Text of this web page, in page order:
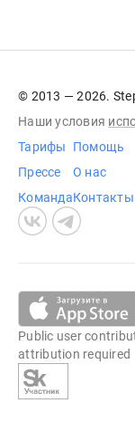
© 2013 — 2026.
Наши условия
Тарифы
Прессе
Команда
Помощь
О нас
Контакты
Public user
attribution required